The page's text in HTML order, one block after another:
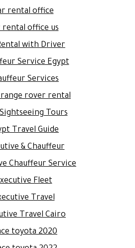
rental office
rental office us
with Driver
Service Egypt
Services
range rover rental
Tours
Travel Guide
& Chauffeur
Chauffeur Service
Fleet
Travel
Travel Cairo
toyota 2020